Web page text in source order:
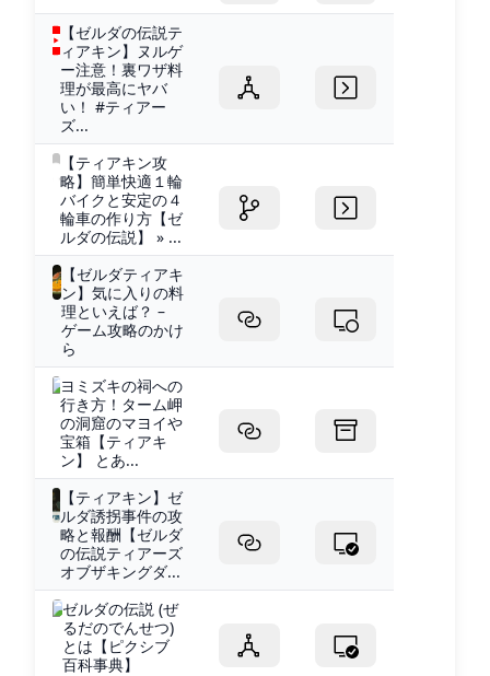
【ゼルダの伝説テ
ィアキン】ヌルゲ
ー注意！裏ワザ料
理が最高にヤバ
い！ #ティアー
ズ...
【ティアキン攻
略】簡単快適１輪
バイクと安定の４
輪車の作り方【ゼ
ルダの伝説】 » ...
【ゼルダティアキ
ン】気に入りの料
理といえば？ –
ゲーム攻略のかけ
ら
ヨミズキの祠への
行き方！ターム岬
の洞窟のマヨイや
宝箱【ティアキ
ン】 とあ...
【ティアキン】ゼ
ルダ誘拐事件の攻
略と報酬【ゼルダ
の伝説ティアーズ
オブザキングダ...
ゼルダの伝説 (ぜ
るだのでんせつ)
とは【ピクシブ
百科事典】